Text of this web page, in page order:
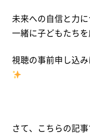
未来への自信と力
一緒に子どもたち
視聴の事前申し込
さて、こちらの記